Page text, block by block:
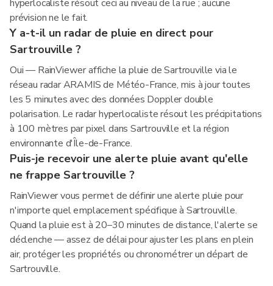
hyperlocaliste résout ceci au niveau de la rue ; aucune
prévision ne le fait.
Y a-t-il un radar de pluie en direct pour
Sartrouville ?
Oui — RainViewer affiche la pluie de Sartrouville via le
réseau radar ARAMIS de Météo-France, mis à jour toutes
les 5 minutes avec des données Doppler double
polarisation. Le radar hyperlocaliste résout les précipitations
à 100 mètres par pixel dans Sartrouville et la région
environnante d'Île-de-France.
Puis-je recevoir une alerte pluie avant qu'elle
ne frappe Sartrouville ?
RainViewer vous permet de définir une alerte pluie pour
n'importe quel emplacement spécifique à Sartrouville.
Quand la pluie est à 20–30 minutes de distance, l'alerte se
déclenche — assez de délai pour ajuster les plans en plein
air, protéger les propriétés ou chronométrer un départ de
Sartrouville.